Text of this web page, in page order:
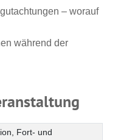
– worauf
während der
Fort- und